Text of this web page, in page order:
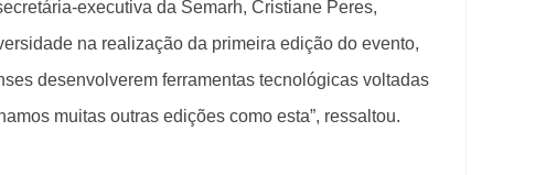
executiva da Semarh, Cristiane Peres,
na realização da primeira edição do evento,
desenvolverem ferramentas tecnológicas voltadas
muitas outras edições como esta”, ressaltou.